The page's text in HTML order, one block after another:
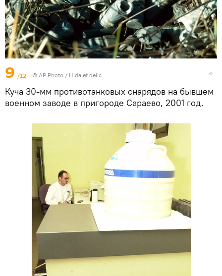
9 /12 © AP Photo / Hidajet delic
Куча 30-мм противотанковых снарядов на бывшем
военном заводе в пригороде Сараево, 2001 год.